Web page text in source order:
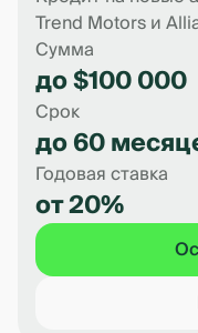
Trend Motors и
Сумма
до $100 000
Срок
до 60
Годовая ставка
от 20%